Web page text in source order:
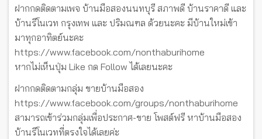
ฝากกดติดตามเพจ บ้านมือสองนนทบุรี สภาพดี บ้านราคาดี และ
บ้านรีโนเวท กรุงเทพ และ ปริมณฑล ด้วยนะคะ มีบ้านใหม่เข้า
มาทุกอาทิตย์นะคะ
https://www.facebook.com/nonthaburihome
หากไม่เห็นปุ่ม Like กด Follow ได้เลยนะคะ
ฝากกดติดตามกลุ่ม ขายบ้านมือสอง
https://www.facebook.com/groups/nonthaburihome
สามารถเข้าร่วมกลุ่มเพื่อประกาศ-ขาย โพสต์ฟรี หาบ้านมือสอง
บ้านรีโนเวทที่ตรงใจได้เลยค่ะ